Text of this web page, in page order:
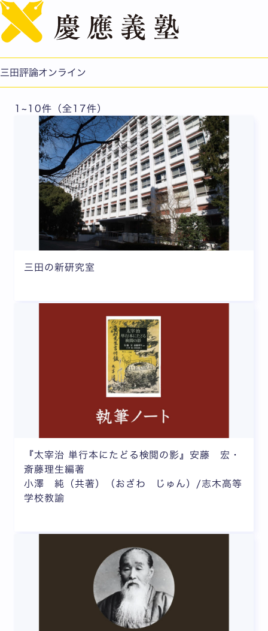
三田評論オンライン
2021年1月号
1~10件（全17件）
三田の新研究室
『太宰治 単行本にたどる検閲の影』安藤 宏・
斎藤理生編著
小澤 純（共著）（おざわ じゅん）/志木高等
学校教諭